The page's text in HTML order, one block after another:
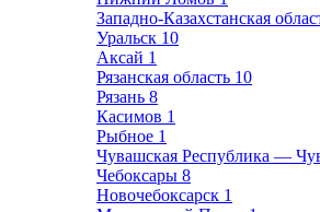
Западно-Казахстанская
Уральск 10
Аксай 1
Рязанская область 10
Рязань 8
Касимов 1
Рыбное 1
Чувашская Республика —
Чебоксары 8
Новочебоксарск 1